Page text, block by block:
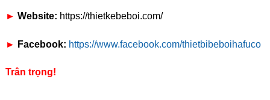
► Website: https://thietkebeboi.com/
► Facebook: https://www.facebook.com/thietbibeboihafuco
Trân trọng!